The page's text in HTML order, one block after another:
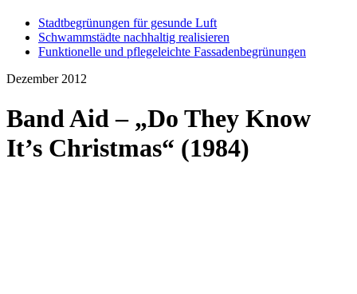
Stadtbegrünungen für gesunde Luft
Schwammstädte nachhaltig realisieren
Funktionelle und pflegeleichte Fassadenbegrünungen
Dezember 2012
Band Aid – „Do They Know
It’s Christmas“ (1984)